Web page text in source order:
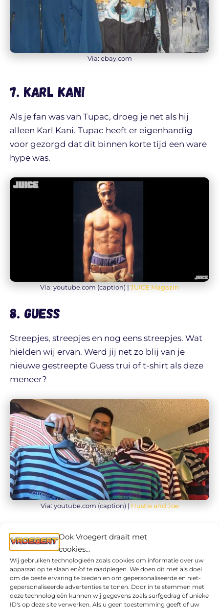
Ook Vroegert draait met
cookies...
Wij gebruiken technologieën zoals cookies om informatie over uw
apparaat op te slaan en/of te raadplegen. We doen dit met als doel
om de beste ervaring te bieden en om gepersonaliseerde en niet-
gepersonaliseerde advertenties te tonen. Door in te stemmen met
deze technologieën kunnen wij gegevens zoals surfgedrag of unieke
ID's op deze site verwerken. Als u geen toestemming geeft of uw
Via: ebay.com
7. Karl Kani
Als je fan was van Tupac, droeg je net als hij
alleen Karl Kani. Tupac heeft er eigenhandig
voor gezorgd dat dit binnen korte tijd een ware
hype was.
Via: youtube.com (caption) | JUICE Magazin
8. Guess
Streepjes, streepjes en nog eens streepjes. Wat
hielden wij ervan. Werd jij net zo blij van je
nieuwe gestreepte Guess trui of t-shirt als deze
meneer?
Via: youtube.com (caption) | Hustle and Joe
9. Coogi
Als Biggie Smalls erin past, kon iedereen met
een maatje meer er eentje aan. Biggie en deze
foto waarop hij zijn centjes uit zijn spaarpot telt,
is wel episch.